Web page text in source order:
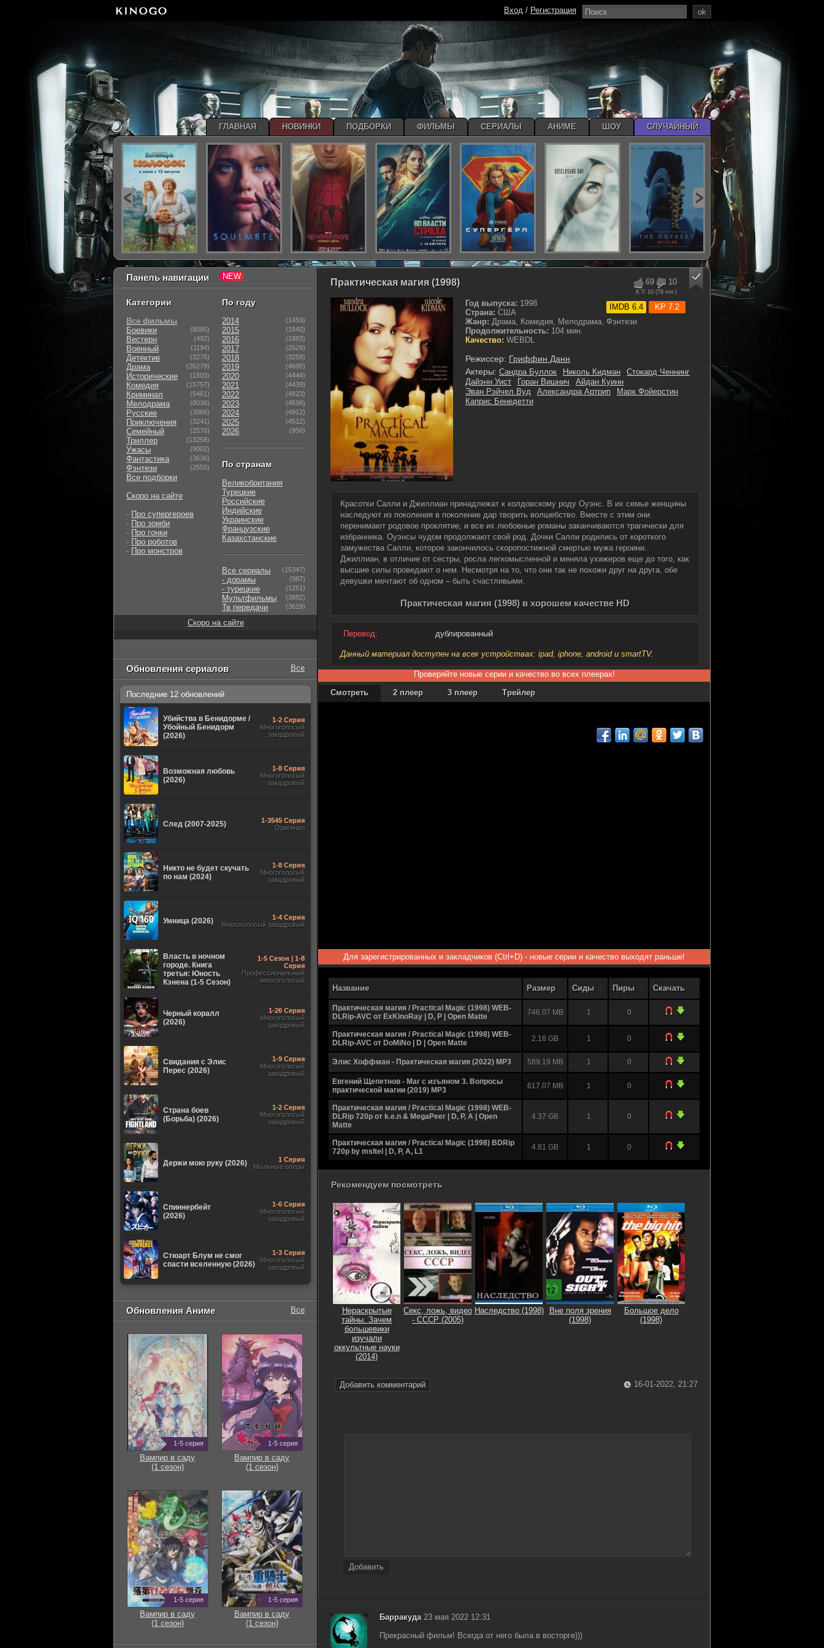
69 10
8.7/ 10 (79 гол.)
IMDB 6.4 KP 7.2
Практическая магия (1998)
Год выпуска: 1998
Страна: США
Жанр: Драма, Комедия, Мелодрама, Фэнтези
Продолжительность: 104 мин.
Качество: WEBDL
Режиссер: Гриффин Данн
Актеры: Сандра Буллок Николь Кидман
Стокард Ченнинг
Дайэнн Уист
Горан Вишнич
Айдан Куинн
Эван Рэйчел Вуд
Александра Артрип
Марк Фойерстин
Каприс Бенедетти
Красотки Салли и Джиллиан принадлежат к колдовскому роду Оуэнс. В их семье женщины
наследуют из поколения в поколение дар творить волшебство. Вместе с этим они
перенимают родовое проклятие, и все их любовные романы заканчиваются трагически для
избранника. Оуэнсы чудом продолжают свой род. Дочки Салли родились от короткого
замужества Салли, которое закончилось скоропостижной смертью мужа героини.
Джиллиан, в отличие от сестры, росла легкомысленной и меняла ухажеров еще до того, как
высшие силы проведают о нем. Несмотря на то, что они так не похожи друг на друга, обе
девушки мечтают об одном – быть счастливыми.
Практическая магия (1998) в хорошем качестве HD
Перевод: дублированный
Данный материал доступен на всех устройствах: ipad, iphone, android и smartTV.
Проверяйте новые серии и качество во всех плеерах!
Смотреть
2 плеер 3 плеер Трейлер
Для зарегистрированных и закладчиков (Ctrl+D) - новые серии и качество выходят раньше!
Название Размер Сиды Пиры Скачать
Практическая магия / Practical Magic (1998) WEB-
DLRip-AVC от ExKinoRay | D, P | Open Matte
746.07 MB 1 0
Практическая магия / Practical Magic (1998) WEB-
DLRip-AVC от DoMiNo | D | Open Matte
2.18 GB 1 0
Элис Хоффман - Практическая магия (2022) MP3 589.19 MB 1 0
Евгений Щепетнов - Маг с изъяном 3. Вопросы
практической магии (2019) MP3
617.07 MB 1 0
Практическая магия / Practical Magic (1998) WEB-
DLRip 720p от k.e.n & MegaPeer | D, P, A | Open
Matte
4.37 GB 1 0
Практическая магия / Practical Magic (1998) BDRip
720p by msltel | D, P, A, L1
4.81 GB 1 0
Практическая магия / Practical Magic (1998) WEB-
1080p by msltel | D, P, A, L1
О. Шевнина - Энциклопедия тайных знаний.
Практическая магия (2006) PDF
12.05 MB 0 1
Практическая магия / Practical Magic (1998) HDRip 1.46 GB 1 0
Практическая магия / Practical Magic (1998) DVD5
от New-Team | D | Лицензия
3.90 GB 0 1
Практическая магия / Practical Magic (1998) BDRip
от HQCLUB
2.19 GB 1 0
Практическая магия / Practical Magic (1998) BDRip
от Rulya74
0
Практическая магия / Practical Magic (1998) BDRip
1080p от FREEISLAND
AVC 1080p
1
Рекомендуем посмотреть
Нераскрытые
тайны. Зачем
большевики
изучали
оккультные науки
(2014)
Секс, ложь, видео
- СССР (2005)
Наследство (1998)
Вне поля зрения
(1998)
Большое дело
(1998)
Добавить комментарий 16-01-2022, 21:27
Добавить
Барракуда23 мая 2022 12:31
Прекрасный фильм! Всегда от него была в восторге)))
Панель навигации
Категории
Все фильмы
Боевики
(8085)
Вестерн (492)
Военный (1194)
Детектив (3276)
Драма (26279)
Исторические (1503)
Комедия (15757)
Криминал (5461)
Мелодрама (8036)
Русские (3066)
Приключения (3241)
Семейный (2576)
Триллер (13258)
Ужасы (9002)
Фантастика (3636)
Фэнтези (2555)
Все подборки
Скоро на сайте
- Про супергероев
- Про зомби
- Про гонки
- Про роботов
- Про монстров
По году
2014 (1459)
2015 (1540)
2016 (1883)
2017 (2529)
2018 (3258)
2019 (4695)
2020 (4444)
2021 (4439)
2022 (4823)
2023 (4598)
2024 (4912)
2025 (4512)
2026 (956)
По странам
Великобритания
Турецкие
Российские
Индийские
Украинские
Французские
Казахстанские
Все сериалы (15347)
- дорамы (987)
- турецкие (1251)
Мультфильмы (3882)
Тв передачи (3619)
Скоро на сайте
Обновления сериалов Все
Последние 12 обновлений
Убийства в Бенидорме /
Убойный Бенидорм
(2026)
1-2 Серия
Многоголосый
закадровый
Возможная любовь
(2026)
1-8 Серия
Многоголосый
закадровый
След (2007-2025)
1-3545 Серия
Оригинал
Никто не будет скучать
по нам (2024)
1-8 Серия
Многоголосый
закадровый
Умница (2026)
1-4 Серия
Многоголосый закадровый
Власть в ночном
городе. Книга
третья: Юность
Кэнена (1-5 Сезон)
1-5 Сезон | 1-8
Серия
Профессиональный
многоголосый
Черный коралл
(2026)
1-26 Серия
Многоголосый
закадровый
Свидания с Элис
Перес (2026)
1-9 Серия
Многоголосый
закадровый
Страна боев
(Борьба) (2026)
1-2 Серия
Многоголосый
закадровый
Держи мою руку (2026)
1 Серия
Мыльные оперы
Спиннербейт
(2026)
1-6 Серия
Многоголосый
закадровый
Стюарт Блум не смог
спасти вселенную (2026)
1-3 Серия
Многоголосый
закадровый
Обновления Аниме Все
1-5 серия
Вампир в саду
(1 сезон)
1-5 серия
Вампир в саду
(1 сезон)
1-5 серия
Вампир в саду
(1 сезон)
1-5 серия
Вампир в саду
(1 сезон)
ok
Вход / Регистрация
ГЛАВНАЯ НОВИНКИ ПОДБОРКИ ФИЛЬМЫ СЕРИАЛЫ АНИМЕ ШОУ СЛУЧАЙНЫЙ